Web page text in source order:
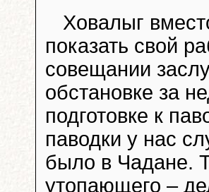
Ховалыг
показать свой
совещании
обстановке за
подготовке к
паводки у нас
было в Чадане.
утопающего –